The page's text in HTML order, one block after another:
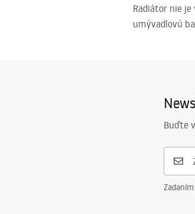
Radiátor nie
umývadlovú
Buďte